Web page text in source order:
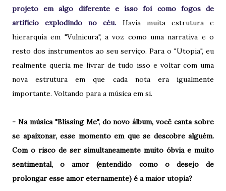
projeto em algo diferente e isso foi como fogos de
artifício explodindo no céu. Havia muita estrutura e
hierarquia em "Vulnicura", a voz como uma narrativa e o
resto dos instrumentos ao seu serviço. Para o "Utopia", eu
realmente queria me livrar de tudo isso e voltar com uma
nova estrutura em que cada nota era igualmente
importante. Voltando para a música em si.
- Na música "Blissing Me", do novo álbum, você canta sobre
se apaixonar, esse momento em que se descobre alguém.
Com o risco de ser simultaneamente muito óbvia e muito
sentimental, o amor (entendido como o desejo de
prolongar esse amor eternamente) é a maior utopia?